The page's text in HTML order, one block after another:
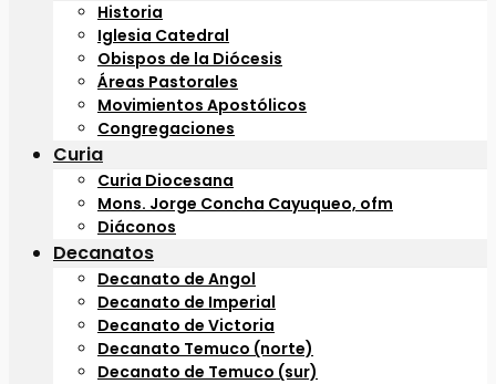
Historia
Iglesia Catedral
Obispos de la Diócesis
Áreas Pastorales
Movimientos Apostólicos
Congregaciones
Curia
Curia Diocesana
Mons. Jorge Concha Cayuqueo, ofm
Diáconos
Decanatos
Decanato de Angol
Decanato de Imperial
Decanato de Victoria
Decanato Temuco (norte)
Decanato de Temuco (sur)